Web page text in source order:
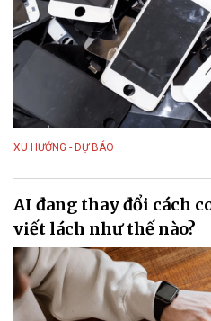
XU HƯỚNG - DỰ BÁO
AI đang thay đổi cách
viết lách như thế nào?